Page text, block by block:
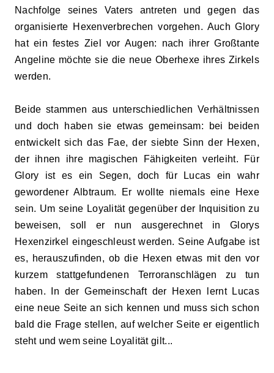
Nachfolge seines Vaters antreten und gegen das
organisierte Hexenverbrechen vorgehen. Auch Glory
hat ein festes Ziel vor Augen: nach ihrer Großtante
Angeline möchte sie die neue Oberhexe ihres Zirkels
werden.
Beide stammen aus unterschiedlichen Verhältnissen
und doch haben sie etwas gemeinsam: bei beiden
entwickelt sich das Fae, der siebte Sinn der Hexen,
der ihnen ihre magischen Fähigkeiten verleiht. Für
Glory ist es ein Segen, doch für Lucas ein wahr
gewordener Albtraum. Er wollte niemals eine Hexe
sein. Um seine Loyalität gegenüber der Inquisition zu
beweisen, soll er nun ausgerechnet in Glorys
Hexenzirkel eingeschleust werden. Seine Aufgabe ist
es, herauszufinden, ob die Hexen etwas mit den vor
kurzemstattgefundenen Terroranschlägen zu tun
haben. In der Gemeinschaft der Hexen lernt Lucas
eine neue Seite an sich kennen und muss sich schon
bald die Frage stellen, auf welcher Seite er eigentlich
steht und wem seine Loyalität gilt...